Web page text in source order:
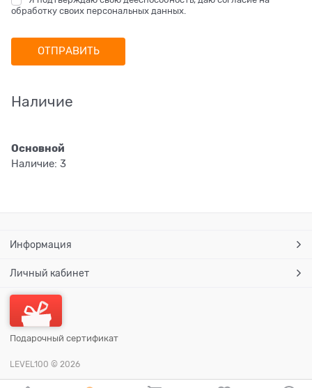
обработку своих персональных данных.
Наличие
Основной
Наличие: 3
Информация
Личный кабинет
Подарочный сертификат
LEVEL100 © 2026